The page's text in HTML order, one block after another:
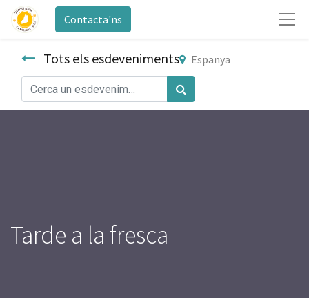
Contacta'ns
Tots els esdeveniments Espanya
Tarde a la fresca